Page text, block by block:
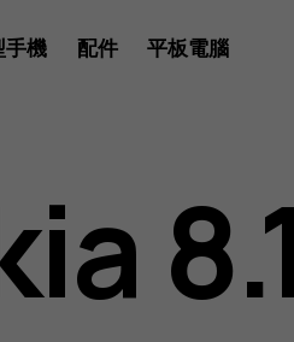
手機 配件 平板電腦